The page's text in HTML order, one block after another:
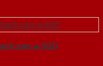
san-a-SGD